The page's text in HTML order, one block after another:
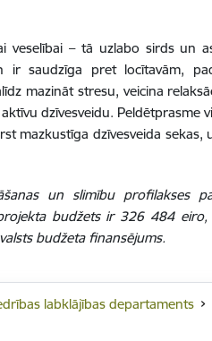
veselībai – tā uzlabo sirds un
ir saudzīga pret locītavām,
mazināt stresu, veicina
dzīvesveidu. Peldētprasme
mazkustīga dzīvesveida sekas,
un slimību profilakses
budžets ir 326 484
budžeta finansējums.
labklājības departaments